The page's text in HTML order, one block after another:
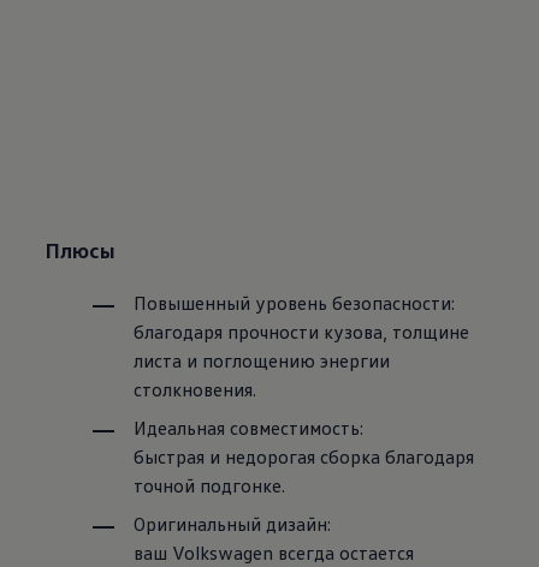
Плюсы
Повышенный уровень безопасности:
благодаря прочности кузова, толщине
листа и поглощению энергии
столкновения.
Идеальная совместимость:
быстрая и недорогая сборка благодаря
точной подгонке.
Оригинальный дизайн:
ваш Volkswagen всегда остается